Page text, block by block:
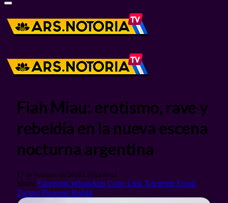
Fiah Miau: erotismo, rave y
rebeldía en la nueva escena
nocturna argentina
17 de February de 20263 Mins Read
Share Facebook WhatsApp Copy Link Telegram Email
Twitter Pinterest Reddit